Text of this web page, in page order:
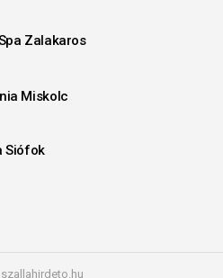
Zalakaros
Miskolc
Siófok